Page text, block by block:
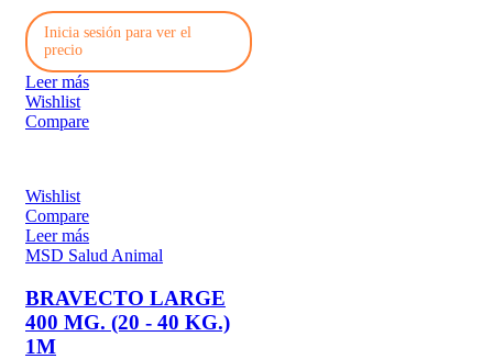
Inicia sesión para ver el
precio
Leer más
Wishlist
Compare
Wishlist
Compare
Leer más
MSD Salud Animal
BRAVECTO LARGE
400 MG. (20 - 40 KG.)
1M